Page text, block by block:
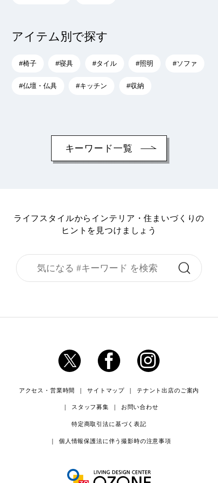
アイテム別で探す
#椅子 #寝具 #タイル #照明 #ソファ
#仏壇・仏具 #キッチン #収納
キーワード一覧
ライフスタイルからインテリア・住まいづくりの
ヒントを見つけましょう
アクセス・営業時間 サイトマップ テナント出店のご案内
スタッフ募集 お問い合わせ
特定商取引法に基づく表記
個人情報保護法に伴う撮影時の注意事項